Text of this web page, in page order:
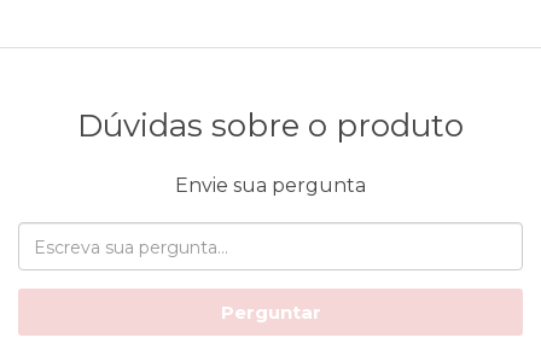
Dúvidas sobre o produto
Envie sua pergunta
Perguntar